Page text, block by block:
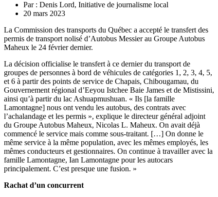
Par : Denis Lord, Initiative de journalisme local
20 mars 2023
La Commission des transports du Québec a accepté le transfert des
permis de transport nolisé d’Autobus Messier au Groupe Autobus
Maheux le 24 février dernier.
La décision officialise le transfert à ce dernier du transport de
groupes de personnes à bord de véhicules de catégories 1, 2, 3, 4, 5,
et 6 à partir des points de service de Chapais, Chibougamau, du
Gouvernement régional d’Eeyou Istchee Baie James et de Mistissini,
ainsi qu’à partir du lac Ashuapmushuan. « Ils [la famille
Lamontagne] nous ont vendu les autobus, des contrats avec
l’achalandage et les permis », explique le directeur général adjoint
du Groupe Autobus Maheux, Nicolas L. Maheux. On avait déjà
commencé le service mais comme sous-traitant. […] On donne le
même service à la même population, avec les mêmes employés, les
mêmes conducteurs et gestionnaires. On continue à travailler avec la
famille Lamontagne, Ian Lamontagne pour les autocars
principalement. C’est presque une fusion. »
Rachat d’un concurrent